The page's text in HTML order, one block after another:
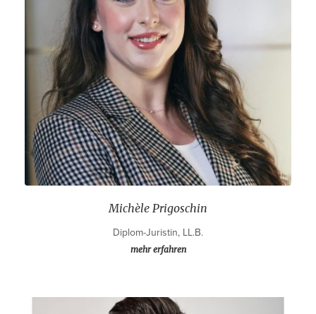
Michèle Prigoschin
Diplom-Juristin, LL.B.
mehr erfahren